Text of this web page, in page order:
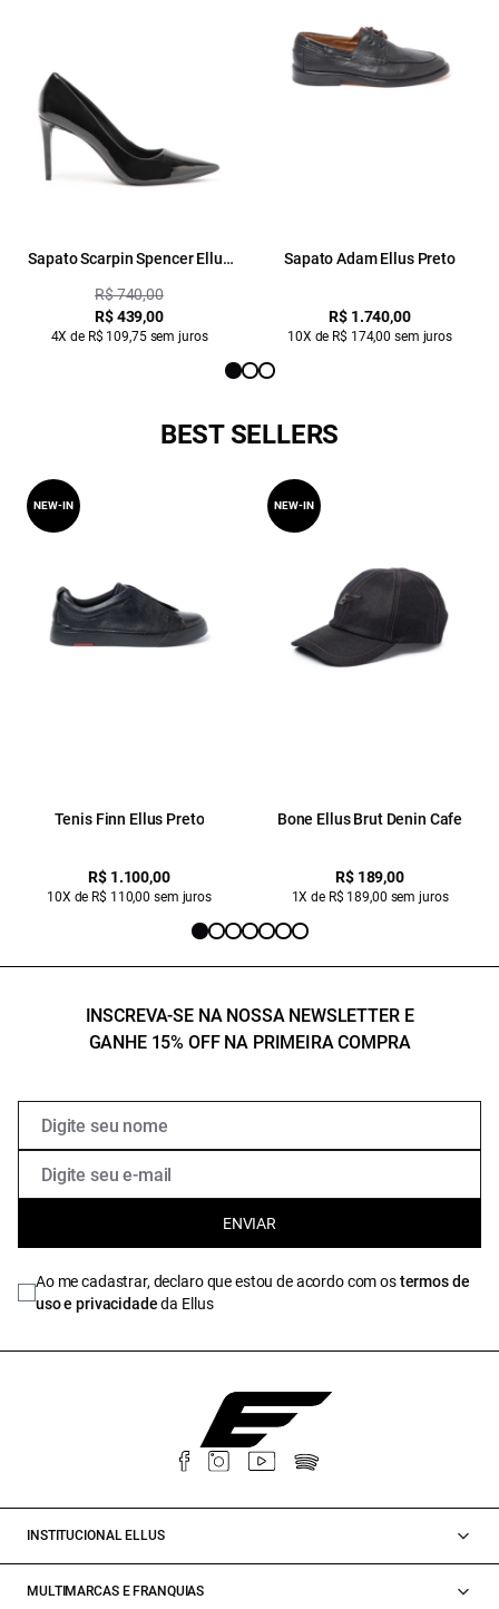
Sapato Scarpin Spencer Ellus
R$ 740,00
R$ 439,00
4X de R$ 109,75 sem juros
Sapato Adam Ellus Preto
R$ 1.740,00
10X de R$ 174,00 sem juros
BEST SELLERS
Tenis Finn Ellus Preto
R$ 1.100,00
10X de R$ 110,00 sem juros
NEW-IN
Bone Ellus Brut Denin Cafe
R$ 189,00
1X de R$ 189,00 sem juros
NEW-IN
INSCREVA-SE NA NOSSA NEWSLETTER E
GANHE 15% OFF NA PRIMEIRA COMPRA
ENVIAR
Ao me cadastrar, declaro que estou de acordo com ostermos de
uso e privacidadeda Ellus
INSTITUCIONAL ELLUS
MULTIMARCAS E FRANQUIAS